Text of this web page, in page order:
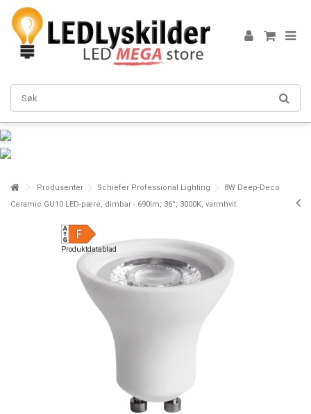
Produsenter Schiefer Professional Lighting
8W Deep-Deco
Ceramic GU10 LED-pære, dimbar - 690lm, 36°, 3000K, varmhvit
Produktdatablad